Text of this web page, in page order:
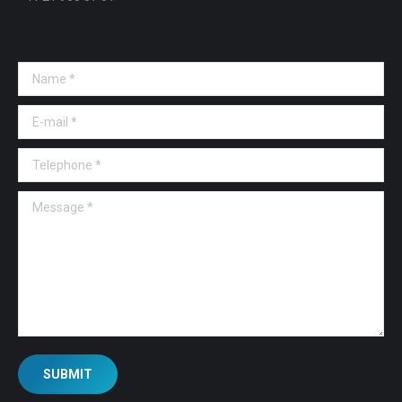
Name *
E-mail *
Telephone *
Message *
SUBMIT